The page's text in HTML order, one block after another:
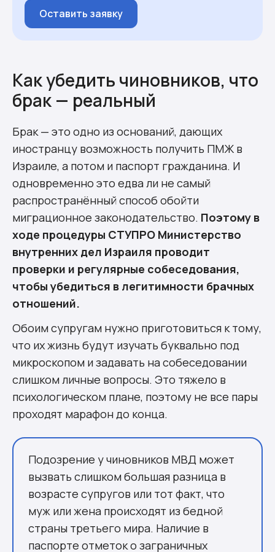
Оставить заявку
Как убедить чиновников, что
брак — реальный
Брак — это одно из оснований, дающих
иностранцу возможность получить ПМЖ в
Израиле, а потом и паспорт гражданина. И
одновременно это едва ли не самый
распространённый способ обойти
миграционное законодательство. Поэтому в
ходе процедуры СТУПРО Министерство
внутренних дел Израиля проводит
проверки и регулярные собеседования,
чтобы убедиться в легитимности брачных
отношений.
Обоим супругам нужно приготовиться к тому,
что их жизнь будут изучать буквально под
микроскопом и задавать на собеседовании
слишком личные вопросы. Это тяжело в
психологическом плане, поэтому не все пары
проходят марафон до конца.
Подозрение у чиновников МВД может
вызвать слишком большая разница в
возрасте супругов или тот факт, что
муж или жена происходят из бедной
страны третьего мира. Наличие в
паспорте отметок о заграничных